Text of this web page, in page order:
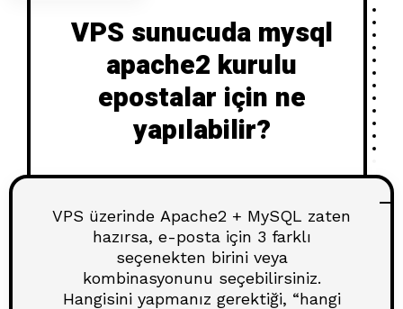
VPS sunucuda mysql
apache2 kurulu
epostalar için ne
yapılabilir?
VPS üzerinde Apache2 + MySQL zaten
hazırsa, e-posta için 3 farklı
seçenekten birini veya
kombinasyonunu seçebilirsiniz.
Hangisini yapmanız gerektiği, “hangi